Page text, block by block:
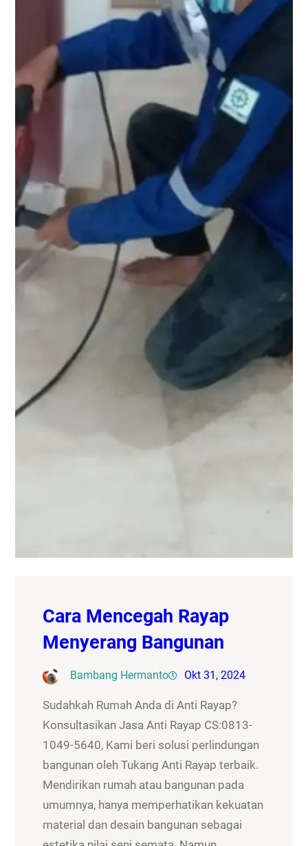
Cara Mencegah Rayap
Menyerang Bangunan
Bambang Hermanto Okt 31, 2024
Sudahkah Rumah Anda di Anti Rayap?
Konsultasikan Jasa Anti Rayap CS:0813-
1049-5640, Kami beri solusi perlindungan
bangunan oleh Tukang Anti Rayap terbaik.
Mendirikan rumah atau bangunan pada
umumnya, hanya memperhatikan kekuatan
material dan desain bangunan sebagai